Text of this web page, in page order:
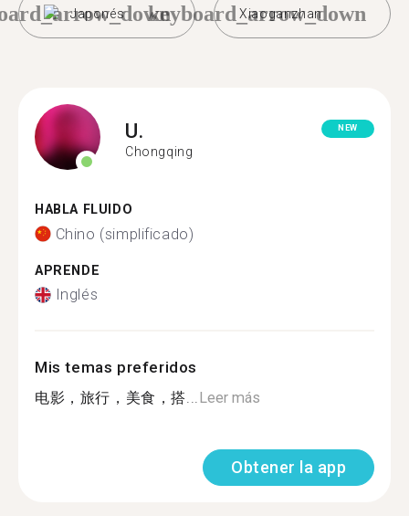
Japonés Xiaoganzhan
keyboard_arrow_down
U.
Chongqing
NEW
HABLA FLUIDO
Chino (simplificado)
APRENDE
Inglés
Mis temas preferidos
电影，旅行，美食，搭...Leer más
Obtener la app